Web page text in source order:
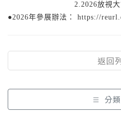
分
2.2026放視大賞
●2026年參展辦法： https://
返回